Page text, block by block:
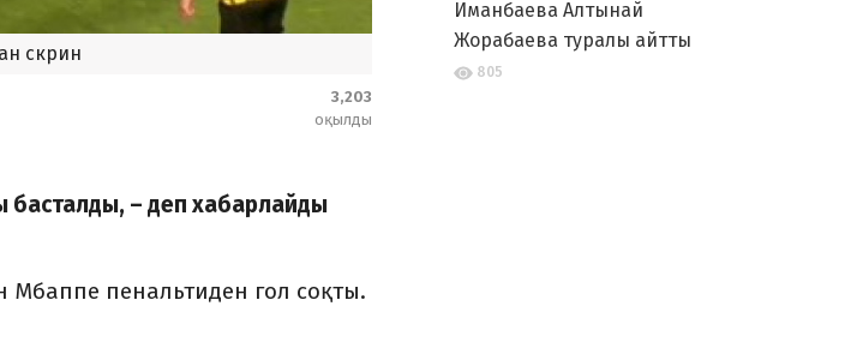
скрин
3,203
оқылды
басталды, – деп хабарлайды
пенальтиден гол соқты.
Иманбаева Алтынай
Жорабаева туралы айтты
805